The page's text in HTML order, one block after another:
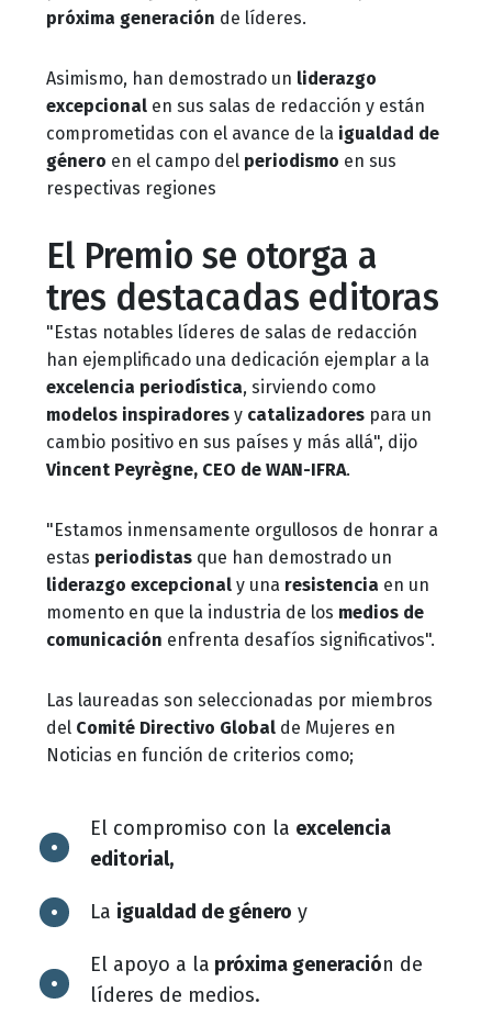
próxima generación de líderes.
Asimismo, han demostrado un liderazgo
excepcional en sus salas de redacción y están
comprometidas con el avance de la igualdad de
género en el campo del periodismo en sus
respectivas regiones
El Premio se otorga a
tres destacadas editoras
"Estas notables líderes de salas de redacción
han ejemplificado una dedicación ejemplar a la
excelencia periodística, sirviendo como
modelos inspiradores y catalizadores para un
cambio positivo en sus países y más allá", dijo
Vincent Peyrègne, CEO de WAN-IFRA.
"Estamos inmensamente orgullosos de honrar a
estas periodistas que han demostrado un
liderazgo excepcional y una resistencia en un
momento en que la industria de los medios de
comunicación enfrenta desafíos significativos".
Las laureadas son seleccionadas por miembros
del Comité Directivo Global de Mujeres en
Noticias en función de criterios como;
El compromiso con la excelencia
editorial,
La igualdad de género y
El apoyo a la próxima generación de
líderes de medios.